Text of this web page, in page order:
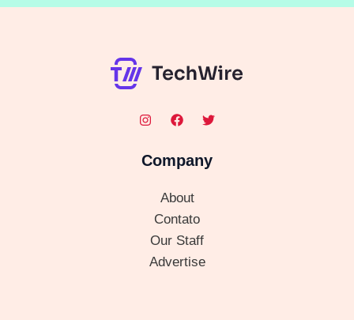
Company
About
Contato
Our Staff
Advertise